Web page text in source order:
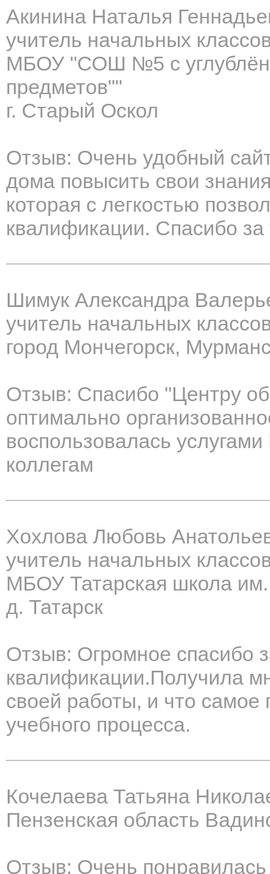
Акинина Наталья
учитель начальных
МБОУ "СОШ №5 с
предметов""
г. Старый Оскол
Отзыв: Очень удобный
дома повысить свои
которая с легкостью
квалификации. Спасибо
Шимук Александра
учитель начальных
город Мончегорск,
Отзыв: Спасибо "Центру
оптимально
воспользовалась
коллегам
Хохлова Любовь
учитель начальных
МБОУ Татарская школа
д. Татарск
Отзыв: Огромное спасибо
квалификации.Получила
своей работы, и что самое
учебного процесса.
Кочелаева Татьяна
Пензенская область
Отзыв: Очень